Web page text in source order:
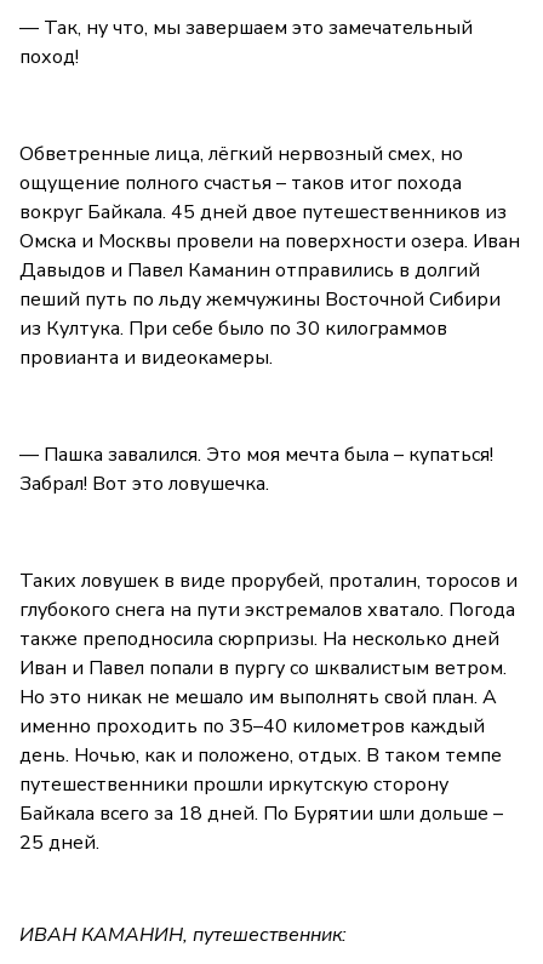
— Так, ну что, мы завершаем это замечательный
поход!
Обветренные лица, лёгкий нервозный смех, но
ощущение полного счастья – таков итог похода
вокруг Байкала. 45 дней двое путешественников из
Омска и Москвы провели на поверхности озера. Иван
Давыдов и Павел Каманин отправились в долгий
пеший путь по льду жемчужины Восточной Сибири
из Култука. При себе было по 30 килограммов
провианта и видеокамеры.
— Пашка завалился. Это моя мечта была – купаться!
Забрал! Вот это ловушечка.
Таких ловушек в виде прорубей, проталин, торосов и
глубокого снега на пути экстремалов хватало. Погода
также преподносила сюрпризы. На несколько дней
Иван и Павел попали в пургу со шквалистым ветром.
Но это никак не мешало им выполнять свой план. А
именно проходить по 35–40 километров каждый
день. Ночью, как и положено, отдых. В таком темпе
путешественники прошли иркутскую сторону
Байкала всего за 18 дней. По Бурятии шли дольше –
25 дней.
ИВАН КАМАНИН, путешественник: